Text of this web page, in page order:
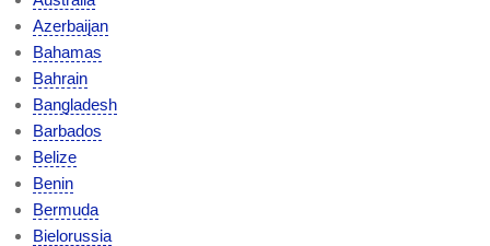
Azerbaijan
Bahamas
Bahrain
Bangladesh
Barbados
Belize
Benin
Bermuda
Bielorussia